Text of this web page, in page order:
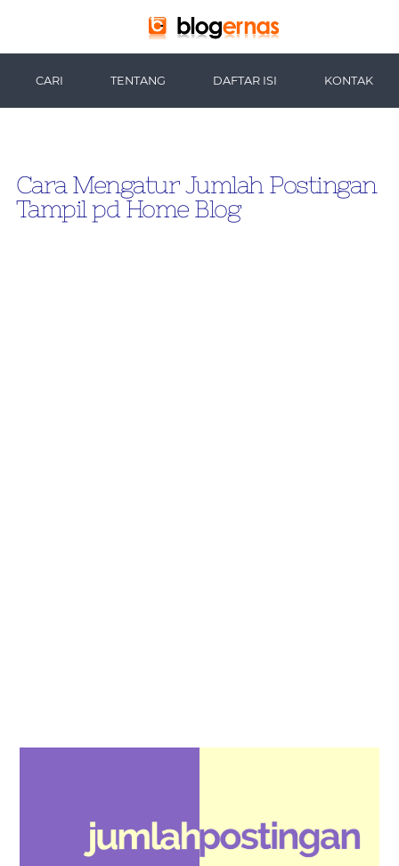
CARI TENTANG DAFTAR ISI KONTAK
Cara Mengatur Jumlah Postingan
Tampil pd Home Blog